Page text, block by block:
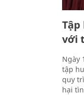
với
Ngày
tập
quy
hại